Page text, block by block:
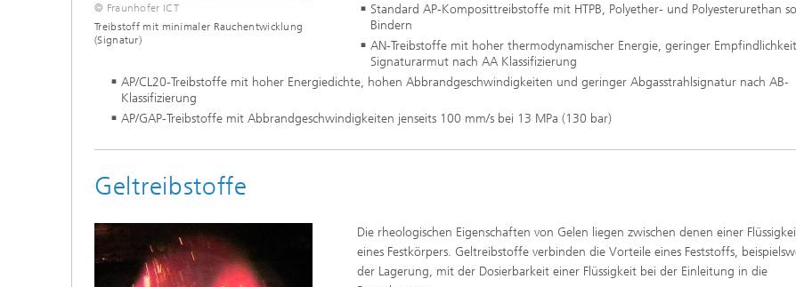
© Fraunhofer ICT
Treibstoff mit minimaler Rauchentwicklung
(Signatur)
Standard AP-Komposittreibstoffe mit HTPB, Polyether- und Polyesterurethan
Bindern
AN-Treibstoffe mit hoher thermodynamischer Energie, geringer
Signaturarmut nach AA Klassifizierung
AP/CL20-Treibstoffe mit hoher Energiedichte, hohen Abbrandgeschwindigkeiten und geringer Abgasstrahlsignatur nach AB-
Klassifizierung
AP/GAP-Treibstoffe mit Abbrandgeschwindigkeiten jenseits 100 mm/s bei 13 MPa (130 bar)
Geltreibstoffe
Die rheologischen Eigenschaften von Gelen liegen zwischen denen einer
eines Festkörpers. Geltreibstoffe verbinden die Vorteile eines Feststoffs,
der Lagerung, mit der Dosierbarkeit einer Flüssigkeit bei der Einleitung in die